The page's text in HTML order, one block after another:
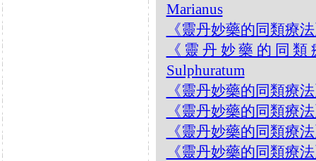
Marianus
《靈丹妙藥的同類療
《靈丹妙藥的同類
Sulphuratum
《靈丹妙藥的同類療
《靈丹妙藥的同類療
《靈丹妙藥的同類療
《靈丹妙藥的同類療